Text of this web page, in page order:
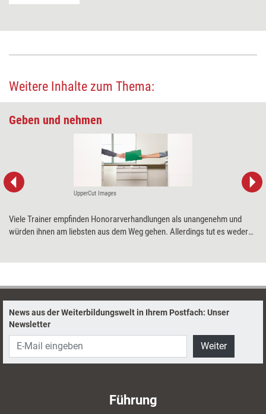
Weitere Inhalte zum Thema:
Geben und nehmen
UpperCut Images
Viele Trainer empfinden Honorarverhandlungen als unangenehm und
würden ihnen am liebsten aus dem Weg gehen. Allerdings tut es weder
News aus der Weiterbildungswelt in Ihrem Postfach: Unser
Newsletter
Weiter
Führung